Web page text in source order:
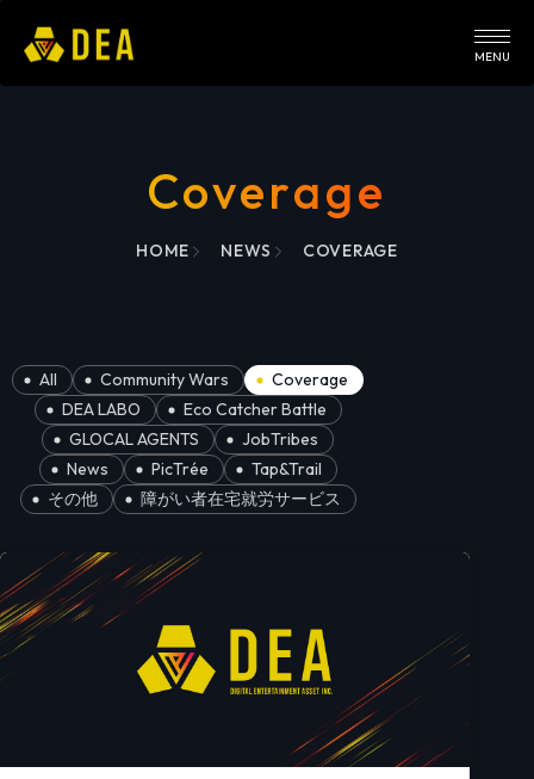
MENU
Coverage
HOME NEWS COVERAGE
All Community Wars
Coverage
DEA LABO
Eco Catcher Battle
GLOCAL AGENTS
JobTribes
News
PicTrée
Tap&Trail
その他
障がい者在宅就労サービス